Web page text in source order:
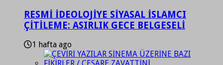
RESMİ İDEOLOJİYE SİYASAL İSLAMCI
ÇİTİLEME: ASIRLIK GECE BELGESELİ
1 hafta ago